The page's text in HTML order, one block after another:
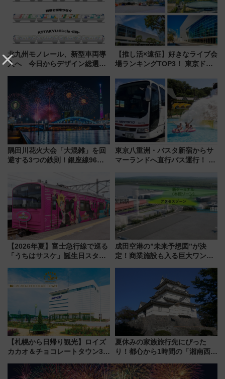
北九州モノレール、新型車両導
入へ 今日からデザイン総選挙
【推し活×遠征】好きなライブ会
場ランキングTOP3！ 東京ドー
由と交通アクセス術、ライブ会
場に何を求める？
隅田川花火大会「大混雑」を回
避する3つの鉄則！銀座線96本
ツリー駅の規制まとめ 7/25開催
（2026年）
東京八重洲・バスタ新宿からサ
マーランドへ直行バス運行！ お
推し活を楽しもう！（2026年
8/1～31）
【2026年夏】富士急行線で巡る
「うちはサスケ」誕生日スタン
定グルメ＆グッズ徹底ガイド
成田空港の”未来予想図”が決
定！商業施設も入る巨大ワンタ
で新型特急が品川･羽田とを結
ぶ！ JR空港駅は2面3線化！
【札幌から日帰り観光】ロイズ
カカオ＆チョコレートタウン3周
詰め放題を開催、ロイズタウン
夏休みの家族旅行先にぴった
り！都心から1時間の「湘南西エ
島とは異なる魅力を持つ今夏の